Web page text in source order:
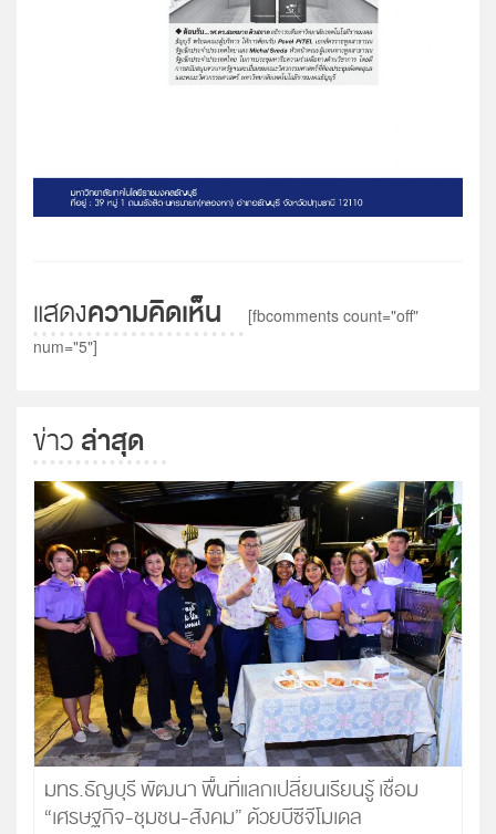
แสดงความคิดเห็น
[fbcomments count="off"
num="5"]
ข่าว ล่าสุด
มทร.ธัญบุรี พัฒนา พื้นที่แลกเปลี่ยนเรียนรู้ เชื่อม
“เศรษฐกิจ-ชุมชน-สังคม” ด้วยบีซีจีโมเดล